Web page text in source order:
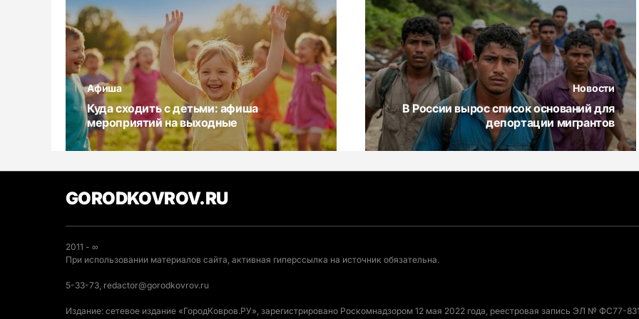
Афиша
Куда сходить с детьми: афиша
мероприятий на выходные
Новости
В России вырос список оснований для
депортации мигрантов
GORODKOVROV.RU
2011 - ∞
При использовании материалов сайта, активная гиперссылка на источник обязательна.
5-33-73, redactor@gorodkovrov.ru
Издание: сетевое издание «ГородКовров.РУ», зарегистрировано Роскомнадзором 12 мая 2022 года, реестровая запись ЭЛ № ФС77-